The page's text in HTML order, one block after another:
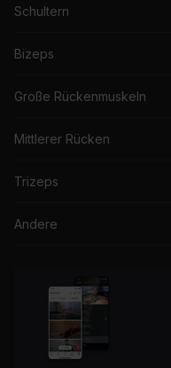
Schultern
Bizeps
Große Rückenmuskeln
Mittlerer Rücken
Trizeps
Andere